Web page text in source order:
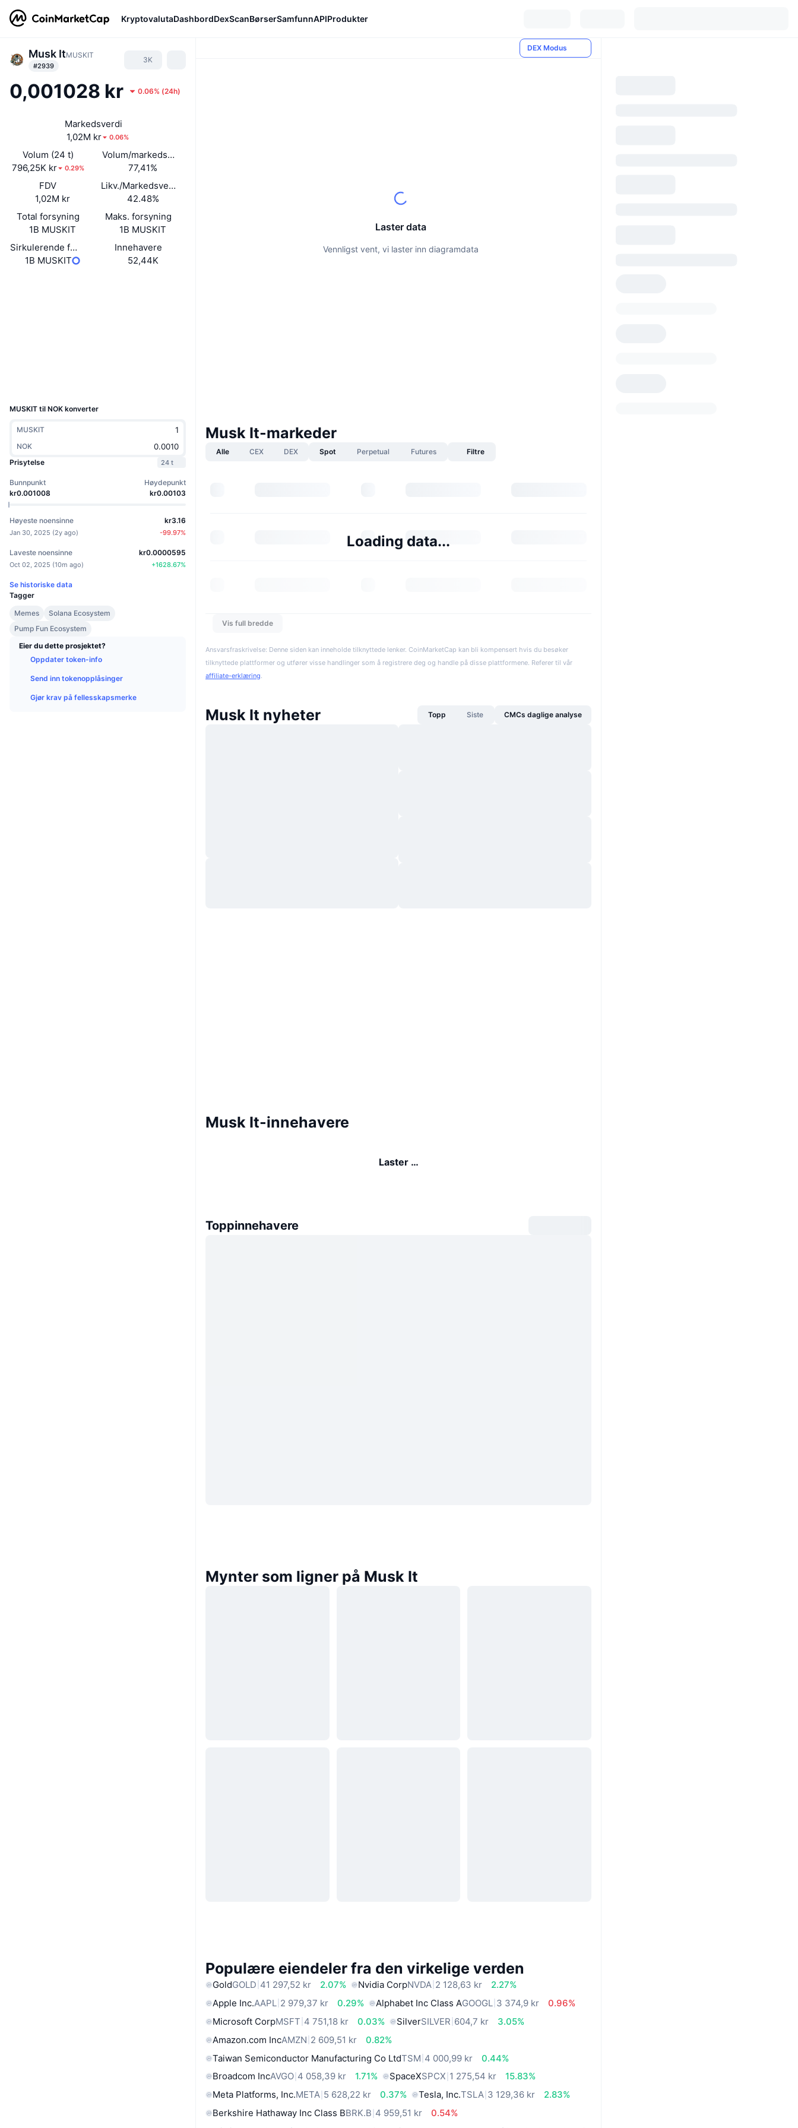
KryptovalutaDashbordDexScanBørserSamfunnAPIProdukter
Musk ItMUSKIT
#2939
3K
0,001028 kr 0.06% (24h)
Markedsverdi
1,02M kr
0.06%
Volum (24 t)
796,25K kr
0.29%
Volum/markedsverdi (24 timer)
77,41%
FDV
1,02M kr
Likv./Markedsverdi
42.48%
Total forsyning
1B MUSKIT
Maks. forsyning
1B MUSKIT
Sirkulerende forsyning
1B MUSKIT
Innehavere
52,44K
MUSKIT til NOK konverter
MUSKIT
NOK
Prisytelse
24 t
Bunnpunkt
kr0.001008
Høydepunkt
kr0.00103
Høyeste noensinne
Jan 30, 2025 (2y ago)
kr3.16
-99.97%
Laveste noensinne
Oct 02, 2025 (10m ago)
kr0.0000595
+1628.67%
Se historiske data
Tagger
Memes
Solana Ecosystem
Pump Fun Ecosystem
Eier du dette prosjektet?
Oppdater token-info
Send inn tokenopplåsinger
Gjør krav på fellesskapsmerke
DEX Modus
Laster data
Vennligst vent, vi laster inn diagramdata
Musk It-markeder
Alle CEX DEX Spot Perpetual Futures Filtre
Loading data...
Vis full bredde
Ansvarsfraskrivelse: Denne siden kan inneholde tilknyttede lenker. CoinMarketCap kan bli kompensert hvis du besøker
tilknyttede plattformer og utfører visse handlinger som å registrere deg og handle på disse plattformene. Referer til vår
affiliate-erklæring.
Musk It nyheter Topp Siste CMCs daglige analyse
Musk It-innehavere
Laster …
Toppinnehavere
Mynter som ligner på Musk It
Populære eiendeler fra den virkelige verden
GoldGOLD 41 297,52 kr 2.07% Nvidia CorpNVDA 2 128,63 kr
2.27%
Apple Inc.AAPL 2 979,37 kr 0.29% Alphabet Inc Class AGOOGL 3 374,9 kr
0.96%
Microsoft CorpMSFT 4 751,18 kr 0.03% SilverSILVER 604,7 kr
3.05%
Amazon.com IncAMZN 2 609,51 kr
0.82%
Taiwan Semiconductor Manufacturing Co LtdTSM 4 000,99 kr
0.44%
Broadcom IncAVGO 4 058,39 kr 1.71% SpaceXSPCX 1 275,54 kr
15.83%
Meta Platforms, Inc.META 5 628,22 kr 0.37% Tesla, Inc.TSLA 3 129,36 kr
2.83%
Berkshire Hathaway Inc Class BBRK.B 4 959,51 kr
0.54%